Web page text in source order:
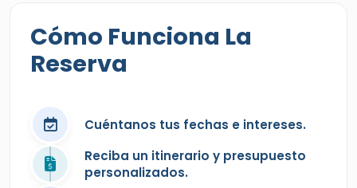
Cómo Funciona La
Reserva
Cuéntanos tus fechas e intereses.
Reciba un itinerario y presupuesto
personalizados.